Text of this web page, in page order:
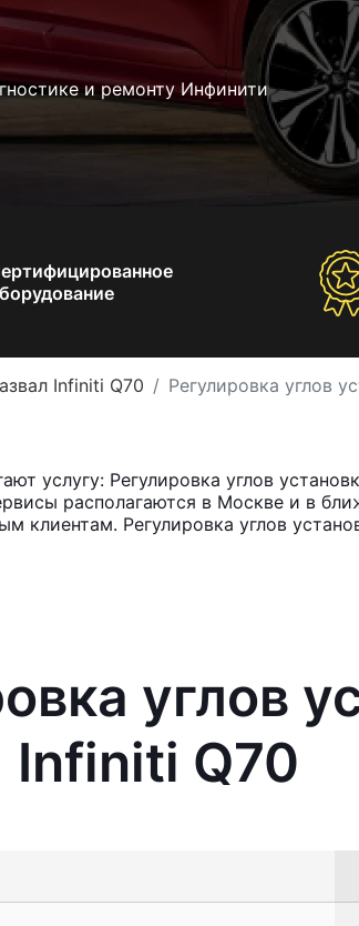
и ремонту Инфинити
Infiniti Q70 Регулировка углов
услугу: Регулировка углов
располагаются в Москве и в
клиентам. Регулировка углов
углов
Infiniti Q70